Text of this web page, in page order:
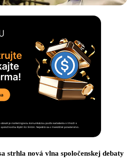
strhla nová vlna spoločenskej debaty